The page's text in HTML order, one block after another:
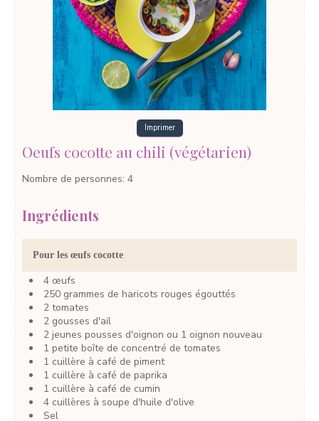
Imprimer
Oeufs cocotte au chili (végétarien)
Nombre de personnes: 4
Ingrédients
Pour les œufs cocotte
4 œufs
250 grammes de haricots rouges égouttés
2 tomates
2 gousses d'ail
2 jeunes pousses d'oignon ou 1 oignon nouveau
1 petite boîte de concentré de tomates
1 cuillère à café de piment
1 cuillère à café de paprika
1 cuillère à café de cumin
4 cuillères à soupe d'huile d'olive
Sel